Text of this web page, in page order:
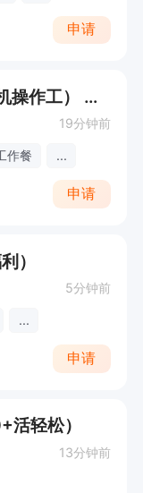
申请
织布工（纺织工-挡车工-经编机操作工） 无经验可培训上岗
19分钟前
作餐 ...
申请
）
5分钟前
...
申请
轻松）
13分钟前